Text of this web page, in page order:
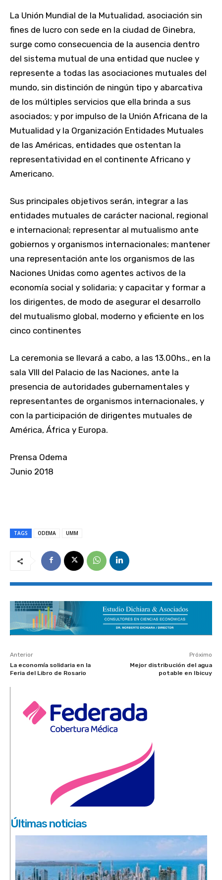
La Unión Mundial de la Mutualidad, asociación sin
fines de lucro con sede en la ciudad de Ginebra,
surge como consecuencia de la ausencia dentro
del sistema mutual de una entidad que nuclee y
represente a todas las asociaciones mutuales del
mundo, sin distinción de ningún tipo y abarcativa
de los múltiples servicios que ella brinda a sus
asociados; y por impulso de la Unión Africana de la
Mutualidad y la Organización Entidades Mutuales
de las Américas, entidades que ostentan la
representatividad en el continente Africano y
Americano.
Sus principales objetivos serán, integrar a las
entidades mutuales de carácter nacional, regional
e internacional; representar al mutualismo ante
gobiernos y organismos internacionales; mantener
una representación ante los organismos de las
Naciones Unidas como agentes activos de la
economía social y solidaria; y capacitar y formar a
los dirigentes, de modo de asegurar el desarrollo
del mutualismo global, moderno y eficiente en los
cinco continentes
La ceremonia se llevará a cabo, a las 13.00hs., en la
sala VIII del Palacio de las Naciones, ante la
presencia de autoridades gubernamentales y
representantes de organismos internacionales, y
con la participación de dirigentes mutuales de
América, África y Europa.
Prensa Odema
Junio 2018
TAGS ODEMA UMM
Anterior
La economía solidaria en la
Feria del Libro de Rosario
Próximo
Mejor distribución del agua
potable en Ibicuy
Últimas noticias